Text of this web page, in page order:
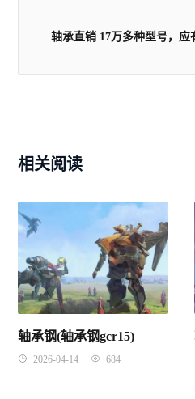
轴承直销 17万多种型号，
相关阅读
轴承钢(轴承钢gcr15)
2026-04-14 684